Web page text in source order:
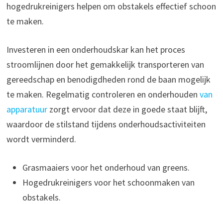
hogedrukreinigers helpen om obstakels effectief schoon
te maken.
Investeren in een onderhoudskar kan het proces
stroomlijnen door het gemakkelijk transporteren van
gereedschap en benodigdheden rond de baan mogelijk
te maken. Regelmatig controleren en onderhouden van
apparatuurzorgt ervoor dat deze in goede staat blijft,
waardoor de stilstand tijdens onderhoudsactiviteiten
wordt verminderd.
Grasmaaiers voor het onderhoud van greens.
Hogedrukreinigers voor het schoonmaken van
obstakels.